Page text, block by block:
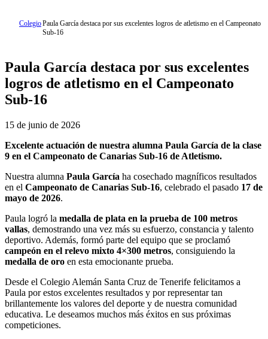
ColegioPaula García destaca por sus excelentes logros de atletismo en el Campeonato
Sub-16
Paula García destaca por sus excelentes
logros de atletismo en el Campeonato
Sub-16
15 de junio de 2026
Excelente actuación de nuestra alumna Paula García de la clase
9 en el Campeonato de Canarias Sub-16 de Atletismo.
Nuestra alumna Paula García ha cosechado magníficos resultados
en el Campeonato de Canarias Sub-16, celebrado el pasado 17 de
mayo de 2026.
Paula logró la medalla de plata en la prueba de 100 metros
vallas, demostrando una vez más su esfuerzo, constancia y talento
deportivo. Además, formó parte del equipo que se proclamó
campeón en el relevo mixto 4×300 metros, consiguiendo la
medalla de oro en esta emocionante prueba.
Desde el Colegio Alemán Santa Cruz de Tenerife felicitamos a
Paula por estos excelentes resultados y por representar tan
brillantemente los valores del deporte y de nuestra comunidad
educativa. Le deseamos muchos más éxitos en sus próximas
competiciones.